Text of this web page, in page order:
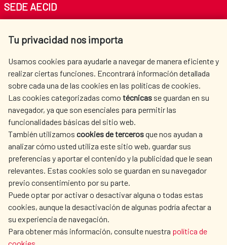
Tu privacidad nos importa
Usamos cookies para ayudarle a navegar de manera eficiente y
realizar ciertas funciones. Encontrará información detallada
sobre cada una de las cookies en las políticas de cookies.
Las cookies categorizadas como técnicas se guardan en su
navegador, ya que son esenciales para permitir las
funcionalidades básicas del sitio web.
También utilizamos cookies de tercerosque nos ayudan a
analizar cómo usted utiliza este sitio web, guardar sus
preferencias y aportar el contenido y la publicidad que le sean
relevantes. Estas cookies solo se guardan en su navegador
previo consentimiento por su parte.
Puede optar por activar o desactivar alguna o todas estas
cookies, aunque la desactivación de algunas podría afectar a
su experiencia de navegación.
Para obtener más información, consulte nuestra política de
SEDE AECID
Tel. +34 900 20 30 54​​​​​​​
AECID
WHERE DO WE COOPERATE?
SPANISH HUMANITARIAN
ACTION
PRESS ROOM
CULTURE AND SCIENCE LIBRARY
OUR SOCIAL MEDIA